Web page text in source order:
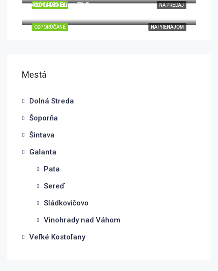
NA PREDAJ
ODPORÚČANÉ
NA PRENÁJOM
ODPORÚČANÉ
400€/400 Eur + 70 Eur
Mestá
Dolná Streda
Šoporňa
Šintava
Galanta
Pata
Sereď
Sládkovičovo
Vinohrady nad Váhom
Veľké Kostoľany